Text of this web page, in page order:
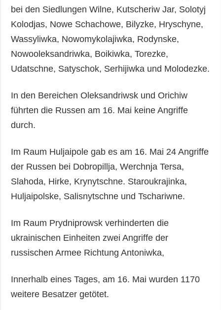
bei den Siedlungen Wilne, Kutscheriw Jar, Solotyj
Kolodjas, Nowe Schachowe, Bilyzke, Hryschyne,
Wassyliwka, Nowomykolajiwka, Rodynske,
Nowooleksandriwka, Boikiwka, Torezke,
Udatschne, Satyschok, Serhijiwka und Molodezke.
In den Bereichen Oleksandriwsk und Orichiw
führten die Russen am 16. Mai keine Angriffe
durch.
Im Raum Huljaipole gab es am 16. Mai 24 Angriffe
der Russen bei Dobropillja, Werchnja Tersa,
Slahoda, Hirke, Krynytschne. Staroukrajinka,
Huljaipolske, Salisnytschne und Tschariwne.
Im Raum Prydniprowsk verhinderten die
ukrainischen Einheiten zwei Angriffe der
russischen Armee Richtung Antoniwka,
Innerhalb eines Tages, am 16. Mai wurden 1170
weitere Besatzer getötet.